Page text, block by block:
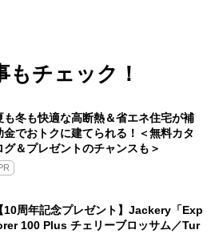
もチェック！
も冬も快適な高断熱＆省エネ住宅が補
金でおトクに建てられる！＜無料カタ
グ＆プレゼントのチャンスも＞
【10周年記念プレゼント】Jackery「Exp
100 Plus チェリーブロッサム／Tur